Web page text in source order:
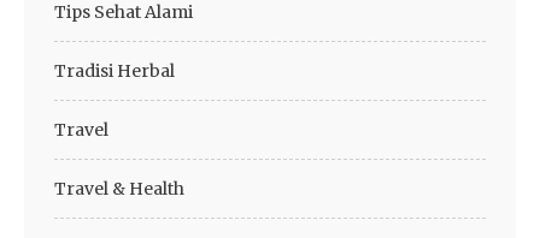
Tips Sehat Alami
Tradisi Herbal
Travel
Travel & Health